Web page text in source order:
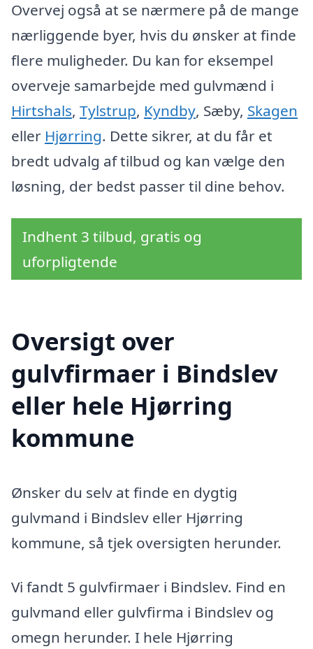
Overvej også at se nærmere på de mange
nærliggende byer, hvis du ønsker at finde
flere muligheder. Du kan for eksempel
overveje samarbejde med gulvmænd i
Hirtshals, Tylstrup, Kyndby, Sæby, Skagen
eller Hjørring. Dette sikrer, at du får et
bredt udvalg af tilbud og kan vælge den
løsning, der bedst passer til dine behov.
Indhent 3 tilbud, gratis og
uforpligtende
Oversigt over
gulvfirmaer i Bindslev
eller hele Hjørring
kommune
Ønsker du selv at finde en dygtig
gulvmand i Bindslev eller Hjørring
kommune, så tjek oversigten herunder.
Vi fandt 5 gulvfirmaer i Bindslev. Find en
gulvmand eller gulvfirma i Bindslev og
omegn herunder. I hele Hjørring